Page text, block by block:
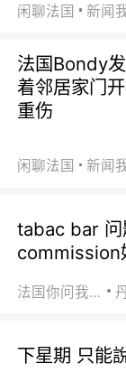
闲聊法国 新闻
法国Bondy
着邻居家门
重伤
闲聊法国 新闻
tabac bar 问
commission
法国你问我答
下星期 只能